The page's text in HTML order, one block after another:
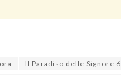
Il Paradiso delle Signore 6